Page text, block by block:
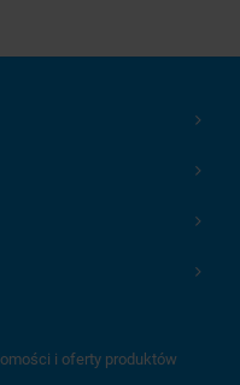
i oferty produktów